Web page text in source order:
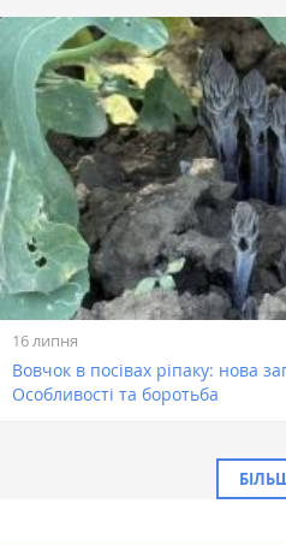
16 липня
Вовчок в посівах ріпаку: нова
Особливості та боротьба